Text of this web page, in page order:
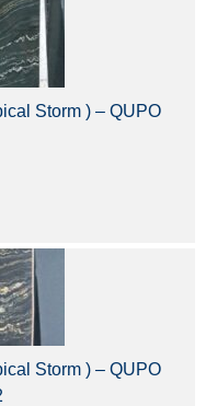
Storm ) – QUPO
Storm ) – QUPO